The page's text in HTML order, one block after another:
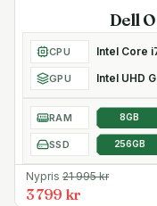
Dell
CPU Intel Core
GPU Intel UHD
RAM 8GB
SSD 256GB
Nypris 21 995kr
3 799 kr